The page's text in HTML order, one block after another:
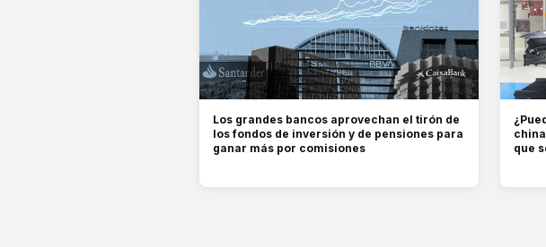
Los grandes bancos aprovechan el tirón de
los fondos de inversión y de pensiones para
ganar más por comisiones
que